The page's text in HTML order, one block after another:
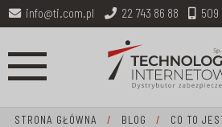
info@ti.com.pl 22 743 86 88 509
STRONA GŁÓWNA / BLOG / CO TO